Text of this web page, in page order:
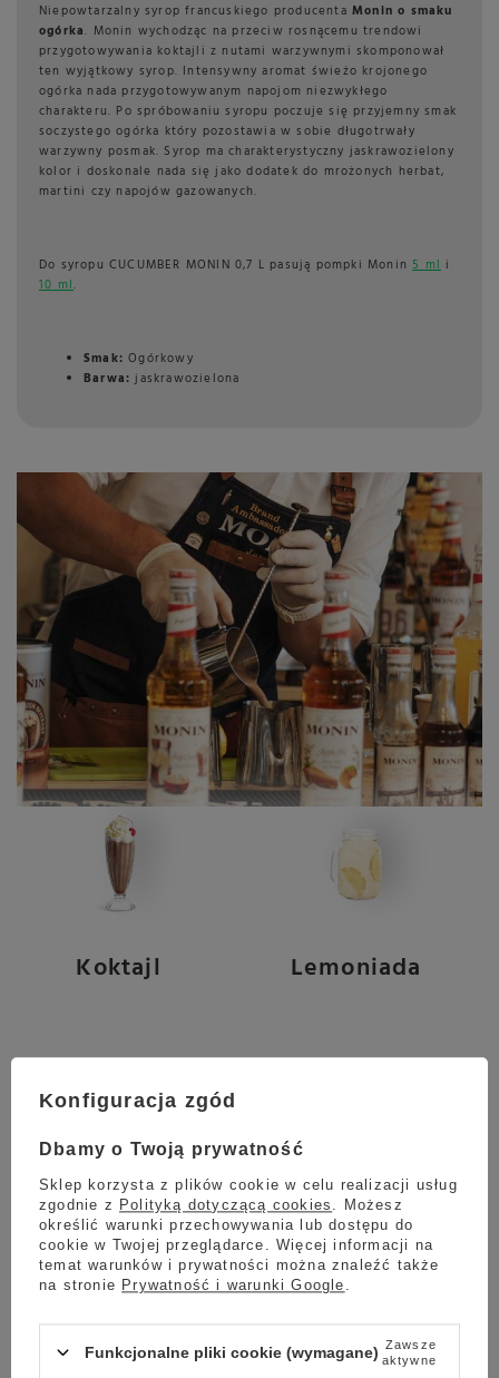
Niepowtarzalny syrop francuskiego producentaMonin o smaku
ogórka. Monin wychodząc na przeciw rosnącemu trendowi
przygotowywania koktajli z nutami warzywnymi skomponował
ten wyjątkowy syrop. Intensywny aromat świeżo krojonego
ogórka nada przygotowywanym napojom niezwykłego
charakteru. Po spróbowaniu syropu poczuje się przyjemny smak
soczystego ogórka który pozostawia w sobie długotrwały
warzywny posmak. Syrop ma charakterystyczny jaskrawozielony
kolor i doskonale nada się jako dodatek do mrożonych herbat,
martini czy napojów gazowanych.
Do syropu CUCUMBER MONIN 0,7 L pasują pompki Monin5 ml i
10 ml.
Smak: Ogórkowy
Barwa:jaskrawozielona
Koktajl Lemoniada
Sprawdzone Przepisy
Lemoniada smakowa
Cloudy Lemonade
Konfiguracja zgód
Dbamy o Twoją prywatność
Sklep korzysta z plików cookie w celu realizacji usług
zgodnie z Polityką dotyczącą cookies
. Możesz
określić warunki przechowywania lub dostępu do
cookie w Twojej przeglądarce. Więcej informacji na
temat warunków i prywatności można znaleźć także
na stronie Prywatność i warunki Google
Funkcjonalne pliki cookie (wymagane) Zawsze
aktywne